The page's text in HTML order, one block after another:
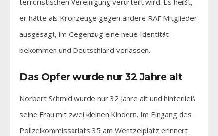
er hätte als Kronzeuge gegen andere RAF Mitglieder
ausgesagt, im Gegenzug eine neue Identität
bekommen und Deutschland verlassen.
Das Opfer wurde nur 32 Jahre alt
Norbert Schmid wurde nur 32 Jahre alt und hinterließ
seine Frau mit zwei kleinen Kindern. Im Eingang des
Polizeikommissariats 35 am Wentzelplatz erinnert